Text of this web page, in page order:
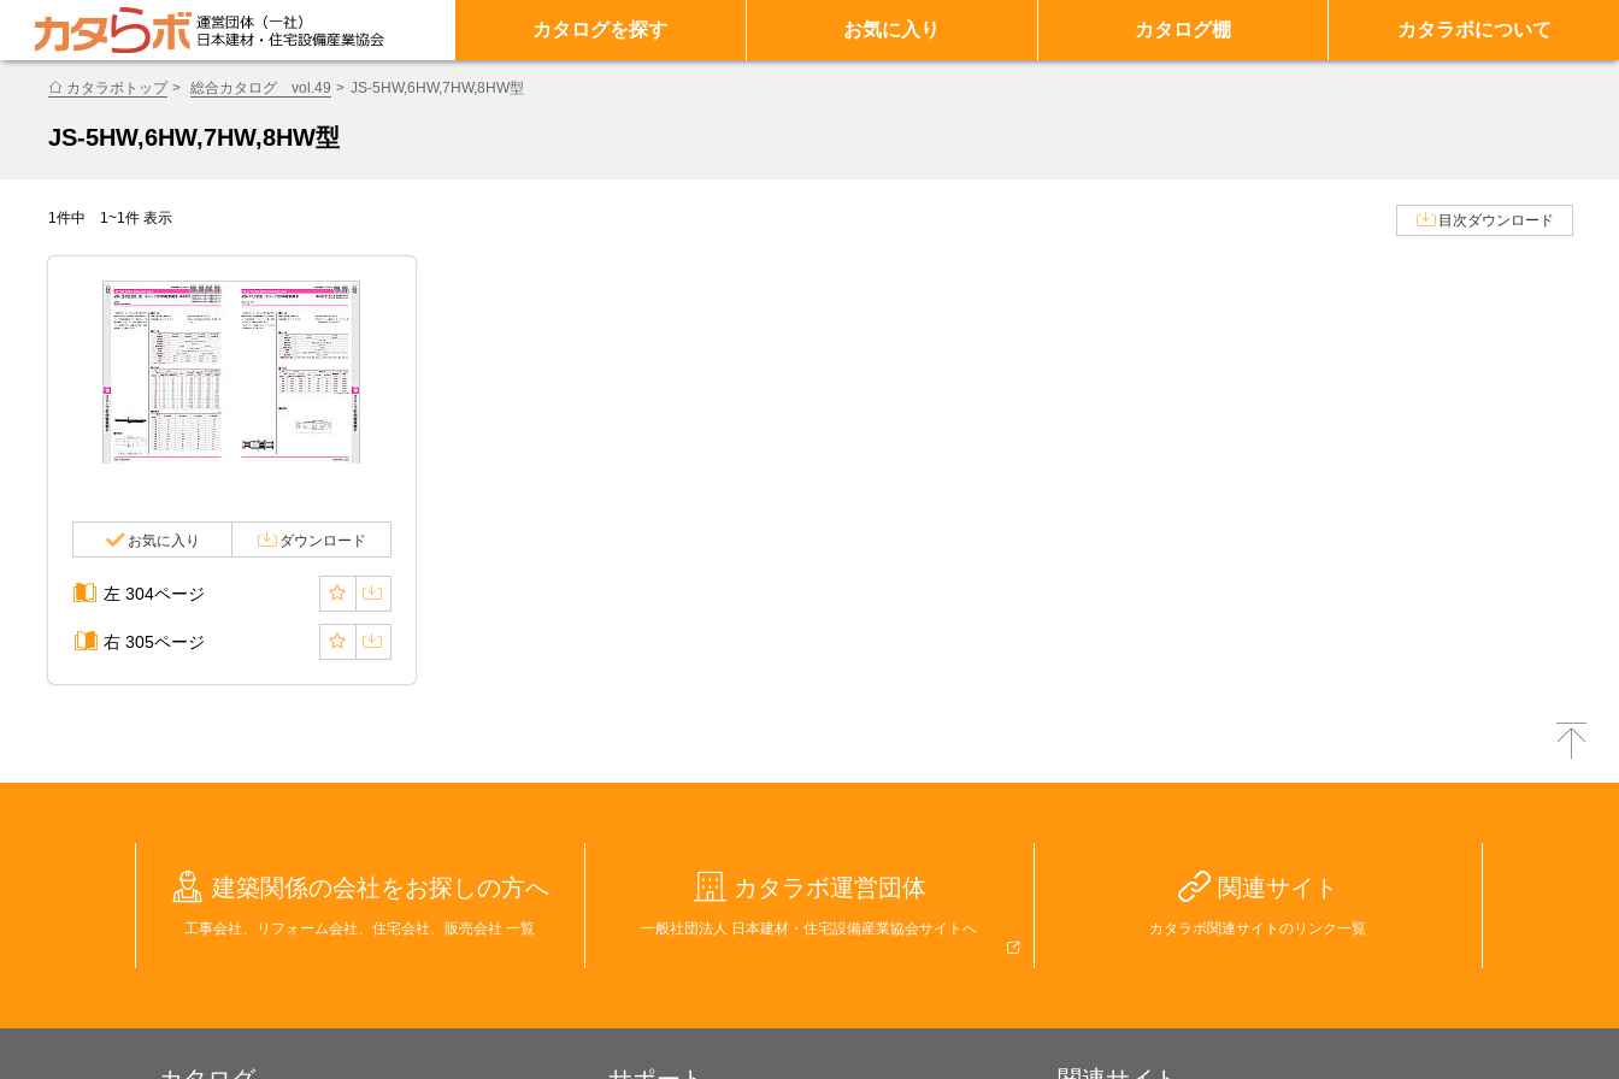
カタログを探す お気に入り カタログ棚 カタラボについて
カタラボトップ 総合カタログ vol.49 JS-5HW,6HW,7HW,8HW型
JS-5HW,6HW,7HW,8HW型
1件中 1~1件 表示 目次ダウンロード
お気に入り ダウンロード
左 304ページ
右 305ページ
建築関係の会社をお探しの方へ
工事会社、リフォーム会社、住宅会社、販売会社 一覧
カタラボ運営団体
一般社団法人 日本建材・住宅設備産業協会サイトへ
関連サイト
カタラボ関連サイトのリンク一覧